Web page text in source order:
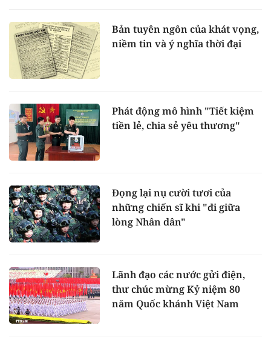
Bản tuyên ngôn của khát vọng,
niềm tin và ý nghĩa thời đại
Phát động mô hình "Tiết kiệm
tiền lẻ, chia sẻ yêu thương"
Đọng lại nụ cười tươi của
những chiến sĩ khi "đi giữa
lòng Nhân dân"
Lãnh đạo các nước gửi điện,
thư chúc mừng Kỷ niệm 80
năm Quốc khánh Việt Nam